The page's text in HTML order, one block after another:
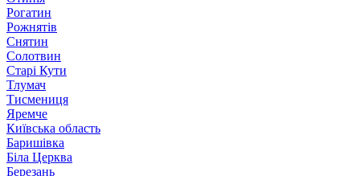
Рогатин
Рожнятів
Снятин
Солотвин
Старі Кути
Тлумач
Тисмениця
Яремче
Київська область
Баришівка
Біла Церква
Березань